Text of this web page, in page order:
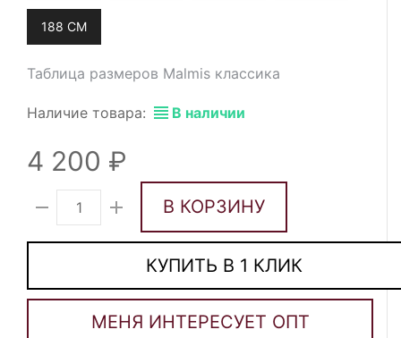
188 СМ
Таблица размеров Malmis классика
Наличие товара: В наличии
4 200
В КОРЗИНУ
КУПИТЬ В 1 КЛИК